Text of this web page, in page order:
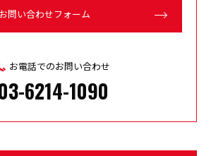
お問い合わせフォーム
お電話でのお問い合わせ
6214-1090